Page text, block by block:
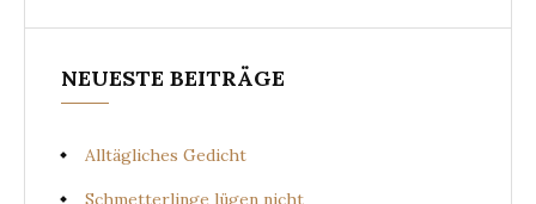
NEUESTE BEITRÄGE
Alltägliches Gedicht
Schmetterlinge lügen nicht